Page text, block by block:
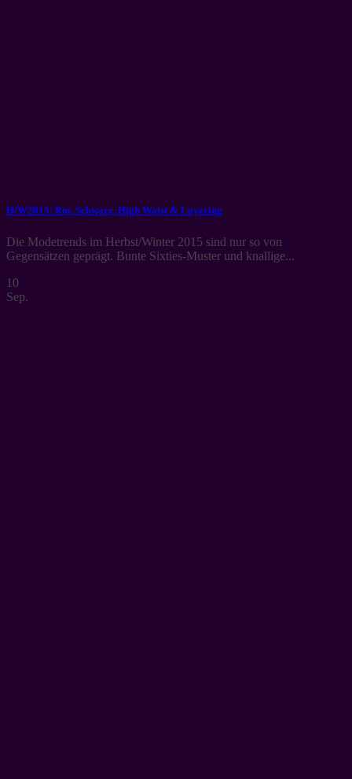
H/W2015: Rot, Schwarz, High Waist & Layering
Die Modetrends im Herbst/Winter 2015 sind nur so von
Gegensätzen geprägt. Bunte Sixties-Muster und knallige...
10
Sep.